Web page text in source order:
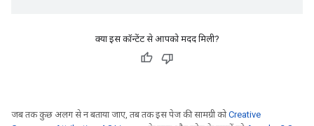
क्या इस कॉन्टेंट से आपको मदद मिली?
जब तक कुछ अलग से न बताया जाए, तब तक इस पेज की सामग्री कोCreative